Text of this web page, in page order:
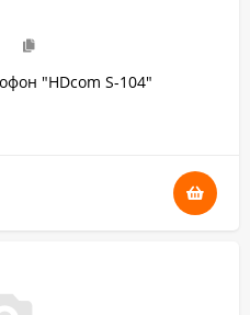
"HDcom S-104"